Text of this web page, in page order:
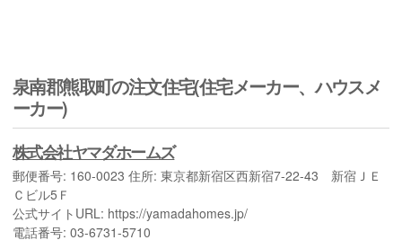
泉南郡熊取町の注文住宅(住宅メーカー、ハウスメ
ーカー)
株式会社ヤマダホームズ
郵便番号: 160-0023 住所: 東京都新宿区西新宿7-22-43 新宿ＪＥ
Ｃビル5Ｆ
公式サイトURL: https://yamadahomes.jp/
電話番号: 03-6731-5710